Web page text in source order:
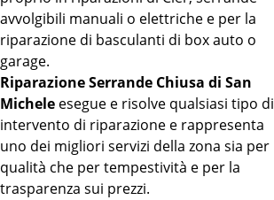
avvolgibili manuali o elettriche e per la
riparazione di basculanti di box auto o
garage.
Riparazione Serrande Chiusa di San
Michele esegue e risolve qualsiasi tipo di
intervento di riparazione e rappresenta
uno dei migliori servizi della zona sia per
qualità che per tempestività e per la
trasparenza sui prezzi.